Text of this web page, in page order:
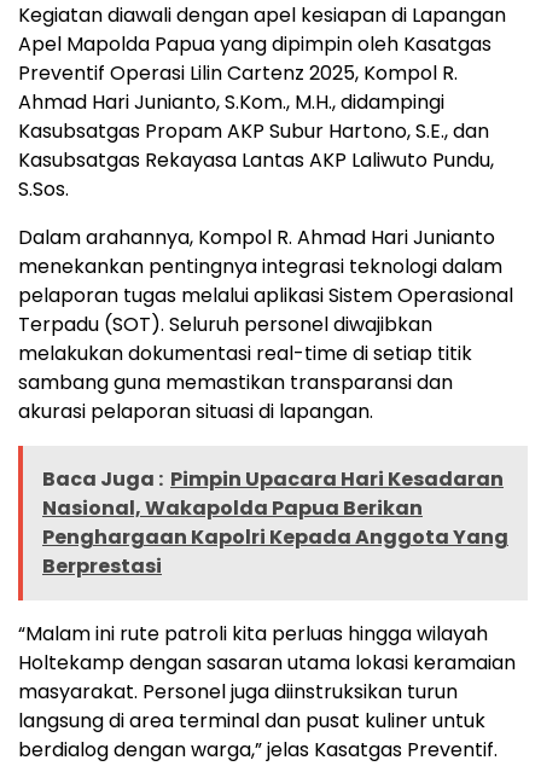
Kegiatan diawali dengan apel kesiapan di Lapangan
Apel Mapolda Papua yang dipimpin oleh Kasatgas
Preventif Operasi Lilin Cartenz 2025, Kompol R.
Ahmad Hari Junianto, S.Kom., M.H., didampingi
Kasubsatgas Propam AKP Subur Hartono, S.E., dan
Kasubsatgas Rekayasa Lantas AKP Laliwuto Pundu,
S.Sos.
Dalam arahannya, Kompol R. Ahmad Hari Junianto
menekankan pentingnya integrasi teknologi dalam
pelaporan tugas melalui aplikasi Sistem Operasional
Terpadu (SOT). Seluruh personel diwajibkan
melakukan dokumentasi real-time di setiap titik
sambang guna memastikan transparansi dan
akurasi pelaporan situasi di lapangan.
Baca Juga : Pimpin Upacara Hari Kesadaran
Nasional, Wakapolda Papua Berikan
Penghargaan Kapolri Kepada Anggota Yang
Berprestasi
“Malam ini rute patroli kita perluas hingga wilayah
Holtekamp dengan sasaran utama lokasi keramaian
masyarakat. Personel juga diinstruksikan turun
langsung di area terminal dan pusat kuliner untuk
berdialog dengan warga,” jelas Kasatgas Preventif.